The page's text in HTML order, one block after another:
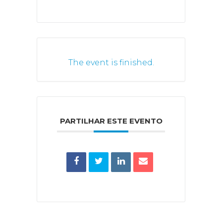
The event is finished.
PARTILHAR ESTE EVENTO